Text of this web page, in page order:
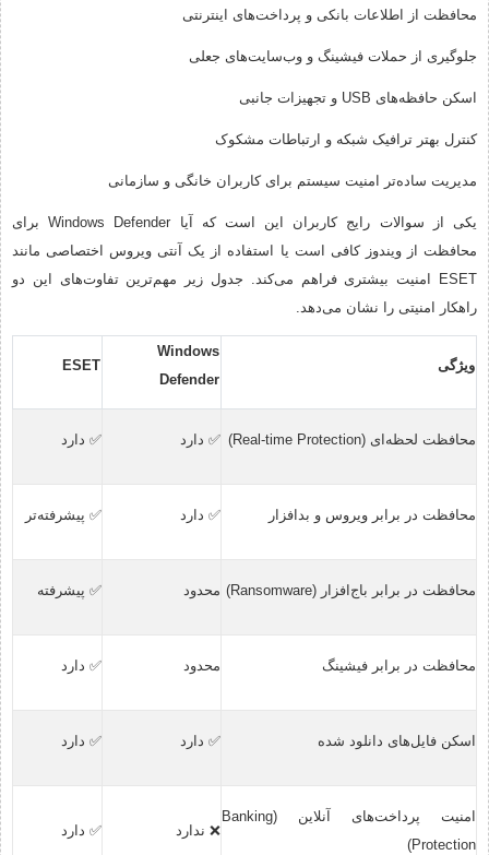
محافظت از اطلاعات بانکی و پرداخت‌های اینترنتی
جلوگیری از حملات فیشینگ و وب‌سایت‌های جعلی
اسکن حافظه‌های USB و تجهیزات جانبی
کنترل بهتر ترافیک شبکه و ارتباطات مشکوک
مدیریت ساده‌تر امنیت سیستم برای کاربران خانگی و سازمانی
یکی از سوالات رایج کاربران این است که آیا Windows Defender برای
محافظت از ویندوز کافی است یا استفاده از یک آنتی ویروس اختصاصی مانند
ESET امنیت بیشتری فراهم می‌کند. جدول زیر مهم‌ترین تفاوت‌های این دو
راهکار امنیتی را نشان می‌دهد.
ویژگی
Windows
Defender
ESET
محافظت لحظه‌ای (Real-time Protection) ✅ دارد ✅ دارد
محافظت در برابر ویروس و بدافزار ✅ دارد ✅ پیشرفته‌تر
محافظت در برابر باج‌افزار (Ransomware) محدود ✅ پیشرفته
محافظت در برابر فیشینگ محدود ✅ دارد
اسکن فایل‌های دانلود شده ✅ دارد ✅ دارد
امنیت پرداخت‌های آنلاین (Banking
Protection)
❌ ندارد ✅ دارد